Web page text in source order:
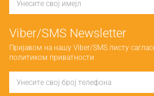
Viber/SMS Newsletter
Пријавом на нашу Viber/SMS листу
политиком приватности